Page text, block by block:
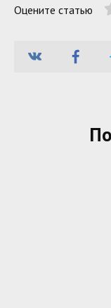
Оцените статью